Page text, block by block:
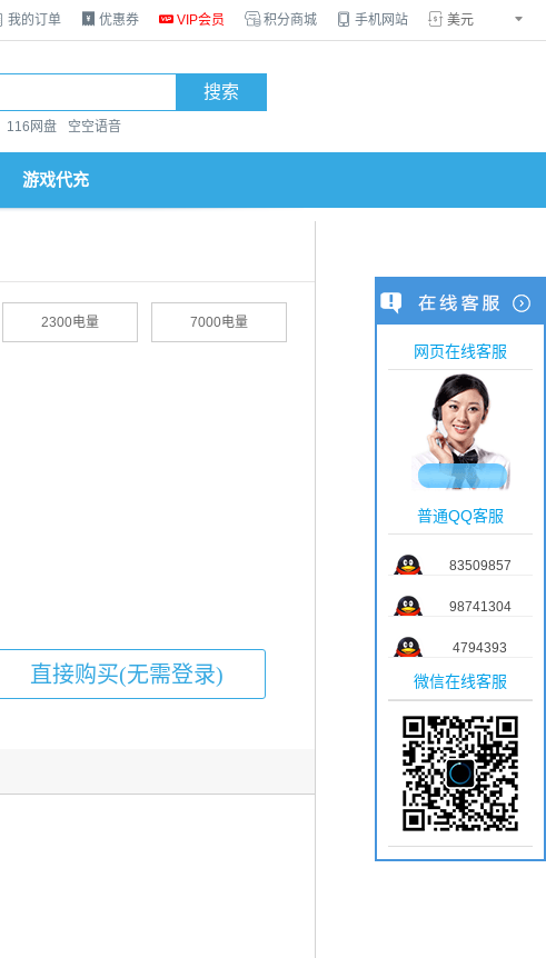
我的订单  优惠券  VIP会员 积分商城  手机网站  
搜索
116网盘 空空语音
游戏代充
2300电量 7000电量
网页在线客服
普通QQ客服
83509857
98741304
4794393
微信在线客服